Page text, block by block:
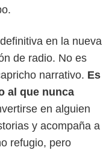
en la nueva
de radio. No es
narrativo. Es
al que nunca
en alguien
y acompaña a
refugio, pero